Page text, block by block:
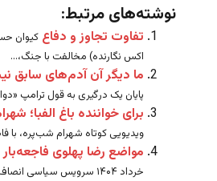
نوشته‌های مرتبط:
تفاوت تجاوز و دفاع کیوان
اکس نگارنده) مخالفت با جنگ،...
ما دیگر آن آدم‌های سابق
پایان یک درگیری به قول ترامپ
برای خواننده باغ الفبا؛
ویدیویی کوتاه شهرام شب‌پره، با
مواضع رضا پهلوی
خرداد ۱۴۰۴ سرویس سیاسی